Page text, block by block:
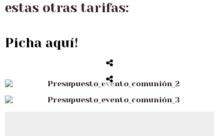
estas otras tarifas:
Picha aquí!